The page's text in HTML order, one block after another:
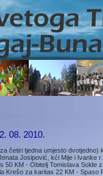
08. 2010.
četiri tjedna umjesto
Josipović, kći Mije i Ivanke
50 KM - Obitelj Tomislava
Krešo za karitas 22 KM - Spaso